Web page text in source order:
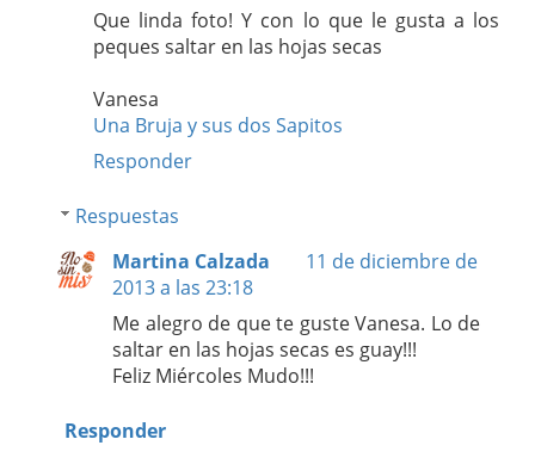
Que linda foto! Y con lo que le gusta a los
peques saltar en las hojas secas
Vanesa
Una Bruja y sus dos Sapitos
Responder
Respuestas
Martina Calzada
11 de diciembre de
2013 a las 23:18
Me alegro de que te guste Vanesa. Lo de
saltar en las hojas secas es guay!!!
Feliz Miércoles Mudo!!!
Responder